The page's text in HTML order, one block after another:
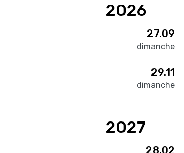
2026
27.09
dimanche
29.11
dimanche
2027
28.02